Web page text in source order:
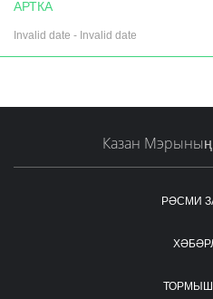
АРТКА
Invalid date - Invalid date
Казан
РӘСМИ